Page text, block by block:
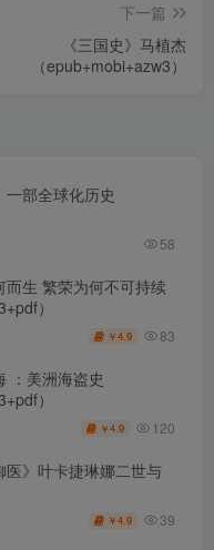
下一篇
《三国史》马植杰
（epub+mobi+azw3）
一部全球化历史
58
而生 繁荣为何不可持续
）
￥4.9 83
：美洲海盗史
）
￥4.9 120
医》叶卡捷琳娜二世与
￥4.9 39